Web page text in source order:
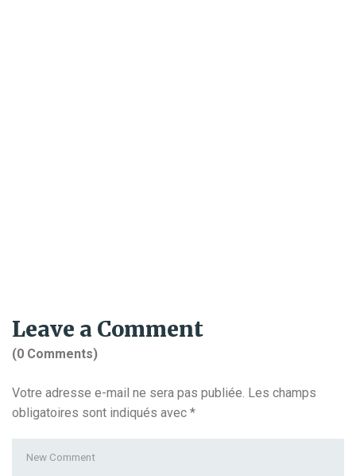
Leave a Comment
(0 Comments)
Votre adresse e-mail ne sera pas publiée. Les champs
obligatoires sont indiqués avec *